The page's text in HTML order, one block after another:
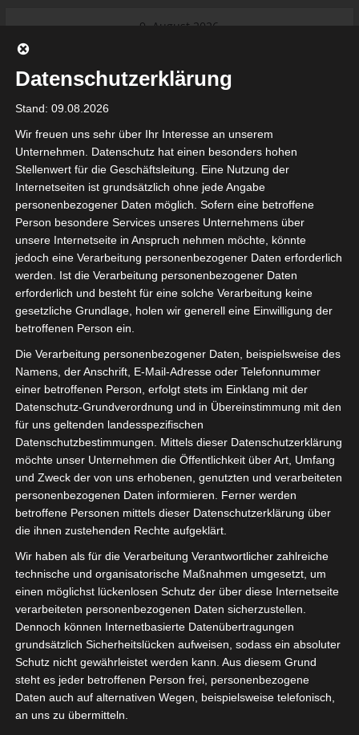
9. August 2026
beginnt am 22. und 23. August
2026 (Update)
Meisterschaft an
Ligue 1 Pro: Spielplan der ersten 15
Spieltage der Saison 2026/2027
Ligue 2 Pro Tunesien 2026/2027 –
Saison beginnt am am 19./20.
September 2026
Internationaler Sportgerichtshof
lehnt Eilverfahren ab – AS Soliman
steuert auf die Ligue 2 zu
tunesienfussball.de
Tunesien Ligafußball
Sie befinden sich hier:Startseite
(OB) – Espérance Sportive de Zarzis
9 Nov. 2024-14:00
Meisterschaft Tunesien 2024/2025|
Spieltag 8
Halbzeit: 1-0
Stade de Testour
Olympique de
Béjà (OB) 1
Datenschutzerklärung
Stand: 09.08.2026
Wir freuen uns sehr über Ihr Interesse an unserem
Unternehmen. Datenschutz hat einen besonders hohen
Stellenwert für die Geschäftsleitung. Eine Nutzung der
Internetseiten ist grundsätzlich ohne jede Angabe
personenbezogener Daten möglich. Sofern eine betroffene
Person besondere Services unseres Unternehmens über
unsere Internetseite in Anspruch nehmen möchte, könnte
jedoch eine Verarbeitung personenbezogener Daten erforderlich
werden. Ist die Verarbeitung personenbezogener Daten
erforderlich und besteht für eine solche Verarbeitung keine
gesetzliche Grundlage, holen wir generell eine Einwilligung der
betroffenen Person ein.
Die Verarbeitung personenbezogener Daten, beispielsweise des
Namens, der Anschrift, E-Mail-Adresse oder Telefonnummer
einer betroffenen Person, erfolgt stets im Einklang mit der
Datenschutz-Grundverordnung und in Übereinstimmung mit den
für uns geltenden landesspezifischen
Datenschutzbestimmungen. Mittels dieser Datenschutzerklärung
möchte unser Unternehmen die Öffentlichkeit über Art, Umfang
und Zweck der von uns erhobenen, genutzten und verarbeiteten
personenbezogenen Daten informieren. Ferner werden
betroffene Personen mittels dieser Datenschutzerklärung über
die ihnen zustehenden Rechte aufgeklärt.
Wir haben als für die Verarbeitung Verantwortlicher zahlreiche
technische und organisatorische Maßnahmen umgesetzt, um
einen möglichst lückenlosen Schutz der über diese Internetseite
verarbeiteten personenbezogenen Daten sicherzustellen.
Dennoch können Internetbasierte Datenübertragungen
grundsätzlich Sicherheitslücken aufweisen, sodass ein absoluter
Schutz nicht gewährleistet werden kann. Aus diesem Grund
steht es jeder betroffenen Person frei, personenbezogene
Daten auch auf alternativen Wegen, beispielsweise telefonisch,
an uns zu übermitteln.